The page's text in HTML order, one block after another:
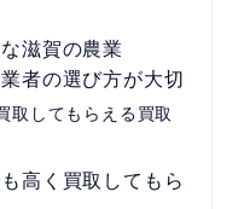
滋賀の農業
者の選び方が大切
取してもらえる買取
高く買取してもら